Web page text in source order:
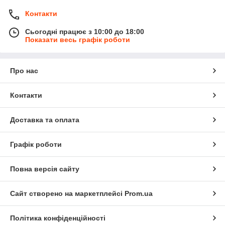
Контакти
Сьогодні працює з 10:00 до 18:00
Показати весь графік роботи
Про нас
Контакти
Доставка та оплата
Графік роботи
Повна версія сайту
Сайт створено на маркетплейсі Prom.ua
Політика конфіденційності